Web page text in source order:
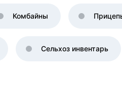
Комбайны
Сельхоз инвентарь